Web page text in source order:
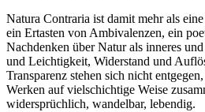
Natura Contraria ist damit mehr als
ein Ertasten von Ambivalenzen, ein
Nachdenken über Natur als inneres
und Leichtigkeit, Widerstand und
Transparenz stehen sich nicht
Werken auf vielschichtige Weise
widersprüchlich, wandelbar, lebendig.